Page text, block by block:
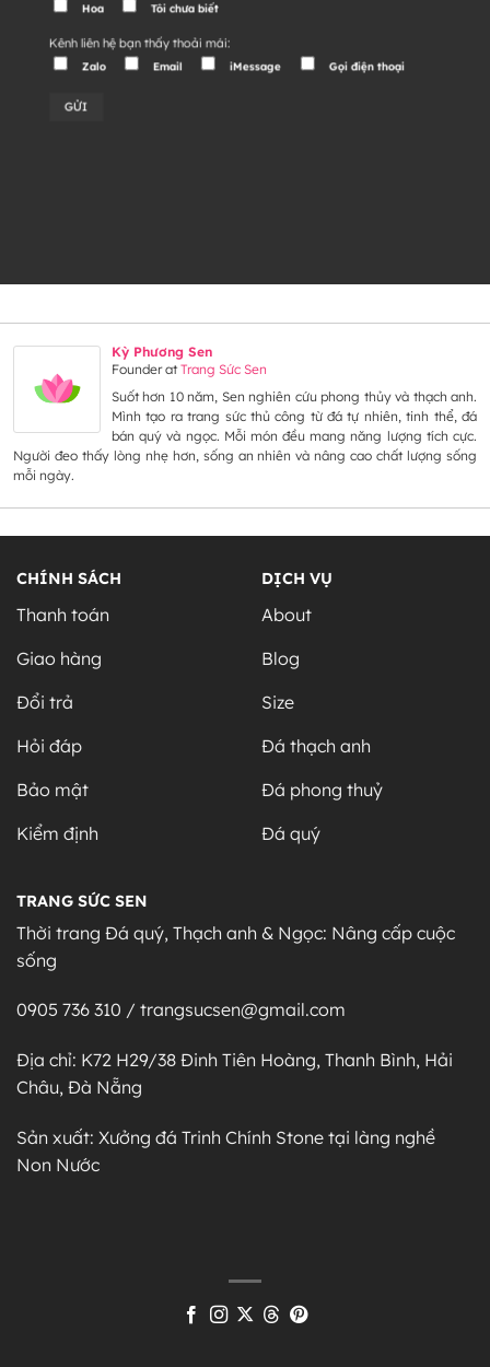
Hoa Tôi chưa biết
Kênh liên hệ bạn thấy thoải mái:
Zalo Email iMessage Gọi điện thoại
Kỳ Phương Sen
FounderatTrang Sức Sen
Suốt hơn 10 năm, Sen nghiên cứu phong thủy và thạch anh.
Mình tạo ra trang sức thủ công từ đá tự nhiên, tinh thể, đá
bán quý và ngọc. Mỗi món đều mang năng lượng tích cực.
Người đeo thấy lòng nhẹ hơn, sống an nhiên và nâng cao chất lượng sống
mỗi ngày.
CHÍNH SÁCH
Thanh toán
Giao hàng
Đổi trả
Hỏi đáp
Bảo mật
Kiểm định
DỊCH VỤ
About
Blog
Size
Đá thạch anh
Đá phong thuỷ
Đá quý
TRANG SỨC SEN
Thời trang Đá quý, Thạch anh & Ngọc: Nâng cấp cuộc
sống
0905 736 310 / trangsucsen@gmail.com
Địa chỉ: K72 H29/38 Đinh Tiên Hoàng, Thanh Bình, Hải
Châu, Đà Nẵng
Sản xuất: Xưởng đá Trinh Chính Stone tại làng nghề
Non Nước